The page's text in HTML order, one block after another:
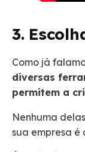
3.
Como já
diversas
permitem a
Nenhuma
sua empresa é